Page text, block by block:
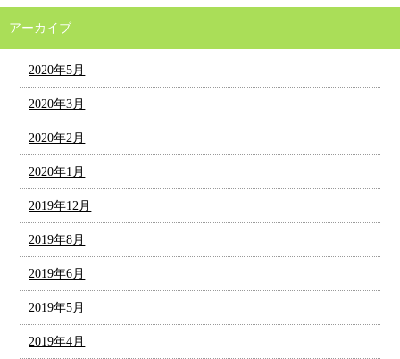
アーカイブ
2020年5月
2020年3月
2020年2月
2020年1月
2019年12月
2019年8月
2019年6月
2019年5月
2019年4月